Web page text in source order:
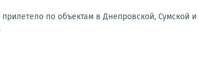
по объектам в Днепровской, Сумской и